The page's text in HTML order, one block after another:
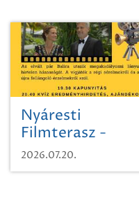
Nyáresti
Filmterasz -
Beugró a
Paradicsomba
2026.07.20.